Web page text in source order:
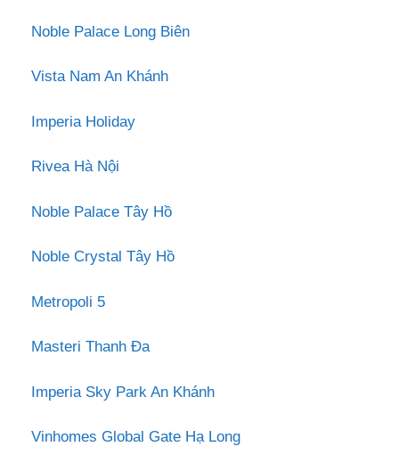
Noble Palace Long Biên
Vista Nam An Khánh
Imperia Holiday
Rivea Hà Nội
Noble Palace Tây Hồ
Noble Crystal Tây Hồ
Metropoli 5
Masteri Thanh Đa
Imperia Sky Park An Khánh
Vinhomes Global Gate Hạ Long